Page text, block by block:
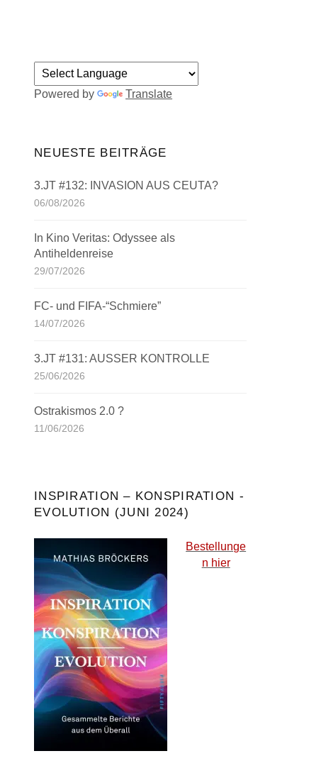
Powered by Translate
NEUESTE BEITRÄGE
3.JT #132: INVASION AUS CEUTA?
06/08/2026
In Kino Veritas: Odyssee als
Antiheldenreise
29/07/2026
FC- und FIFA-“Schmiere”
14/07/2026
3.JT #131: AUSSER KONTROLLE
25/06/2026
Ostrakismos 2.0 ?
11/06/2026
INSPIRATION – KONSPIRATION -
EVOLUTION (JUNI 2024)
Bestellunge
n hier